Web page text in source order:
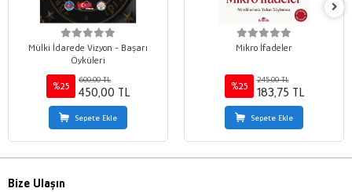
Mülki İdarede Vizyon - Başarı
Öyküleri
%25
600,00 TL
450,00 TL
Sepete Ekle
Mikro İfadeler
%25
245,00 TL
183,75 TL
Sepete Ekle
Bize Ulaşın